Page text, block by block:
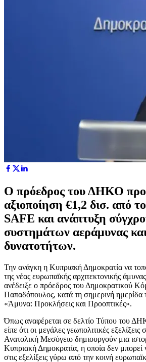
Ο πρόεδρος του ΔΗΚΟ
αξιοποίηση €1,2 δισ. από
SAFE και ανάπτυξη
συστημάτων αεράμυνας
δυνατοτήτων.
Την ανάγκη η Κυπριακή Δημοκρατία να
της νέας ευρωπαϊκής αρχιτεκτονικής
ανέδειξε ο πρόεδρος του Δημοκρατικού
Παπαδόπουλος, κατά τη σημερινή
«Άμυνα: Προκλήσεις και Προοπτικές».
Όπως αναφέρεται σε δελτίο Τύπου του
είπε ότι οι μεγάλες γεωπολιτικές
Ανατολική Μεσόγειο δημιουργούν μια
Κυπριακή Δημοκρατία, η οποία δεν μπορεί
στις εξελίξεις γύρω από την κοινή